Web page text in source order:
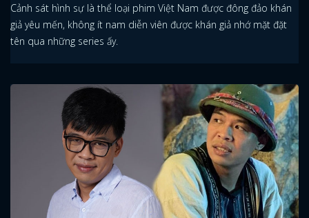
Cảnh sát hình sự là thể loại phim Việt Nam được đông đảo khán
giả yêu mến, không ít nam diễn viên được khán giả nhớ mặt đặt
tên qua những series ấy.